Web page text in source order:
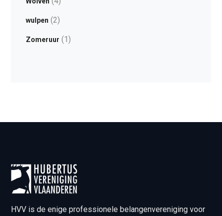
wulpen (2)
Zomeruur (1)
HVV is de enige professionele belangenvereniging voor